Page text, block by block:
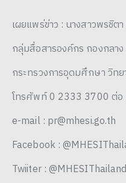
เผยแพร่ข่าว : นางสาวพรชิต
กลุ่มสื่อสารองค์กร กองกลาง
กระทรวงการอุดมศึกษา วิท
โทรศัพท์ 0 2333 3700 ต่อ
e-mail : pr@mhesi.go.th
Facebook :
Twiiter : @MHESIThailand